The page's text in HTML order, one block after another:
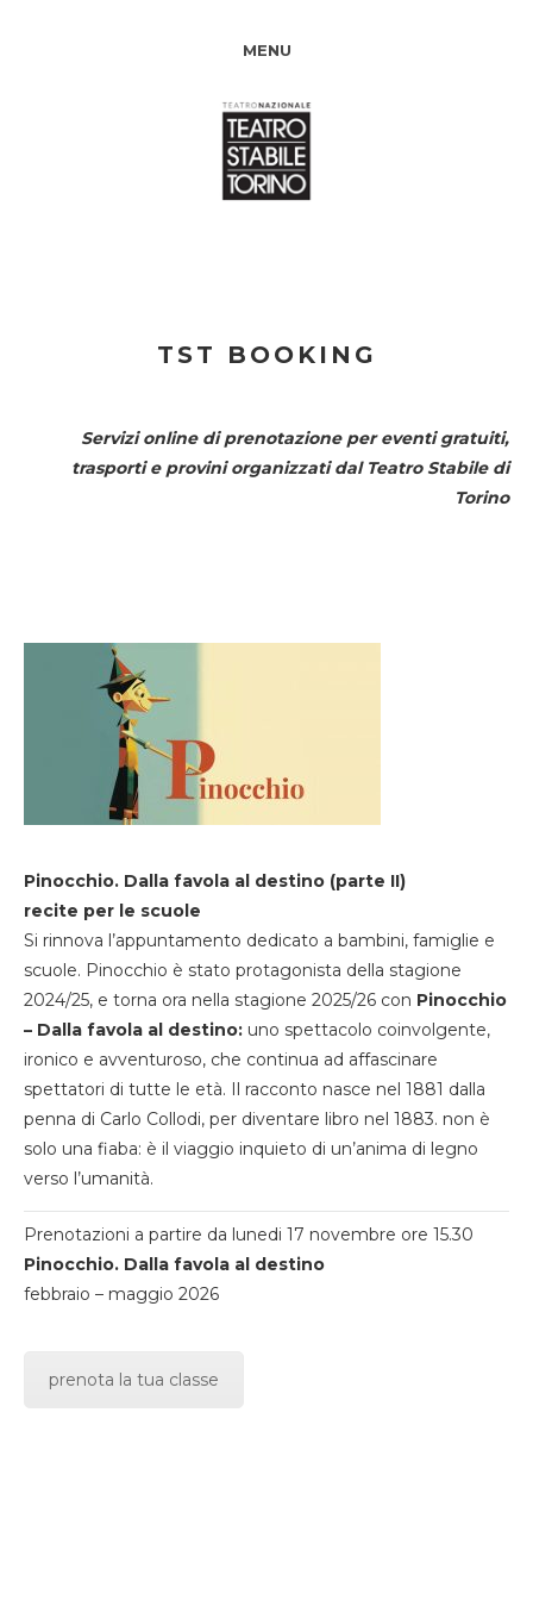
MENU
TST BOOKING
Servizi online di prenotazione per eventi gratuiti,
trasporti e provini organizzati dal Teatro Stabile di
Torino
Pinocchio. Dalla favola al destino (parte II)
recite per le scuole
Si rinnova l’appuntamento dedicato a bambini, famiglie e
scuole. Pinocchio è stato protagonista della stagione
2024/25, e torna ora nella stagione 2025/26 con Pinocchio
– Dalla favola al destino: uno spettacolo coinvolgente,
ironico e avventuroso, che continua ad affascinare
spettatori di tutte le età. Il racconto nasce nel 1881 dalla
penna di Carlo Collodi, per diventare libro nel 1883. non è
solo una fiaba: è il viaggio inquieto di un’anima di legno
verso l’umanità.
Prenotazioni a partire da lunedi 17 novembre ore 15.30
Pinocchio. Dalla favola al destino
febbraio – maggio 2026
prenota la tua classe